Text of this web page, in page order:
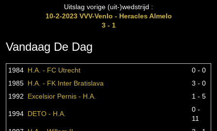
Uitslag vorige (uit-)wedstrijd :
10-2-2023 VVV-Venlo - Heracles Almelo
3 - 1
Vandaag De Dag
1984 H.A. - FC Utrecht
0 - 0
1985 H.A. - FK Inter Bratislava
3 - 0
1992
Excelsior Pernis - H.A. 1 - 5
1994 DETO - H.A.
0 -
11